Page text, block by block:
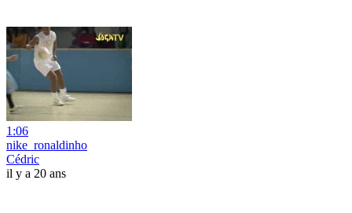
1:06
nike_ronaldinho
Cédric
il y a 20 ans